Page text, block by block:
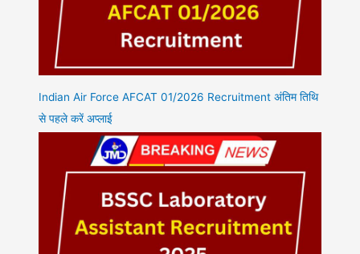
Indian Air Force AFCAT 01/2026 Recruitment अंतिम तिथि
से पहले करें अप्लाई